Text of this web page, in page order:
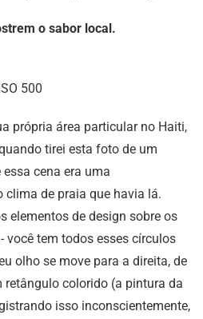
o sabor local.
500
própria área particular no Haiti,
tirei esta foto de um
cena era uma
clima de praia que havia lá.
elementos de design sobre os
você tem todos esses círculos
olho se move para a direita, de
retângulo colorido (a pintura da
isso inconscientemente,